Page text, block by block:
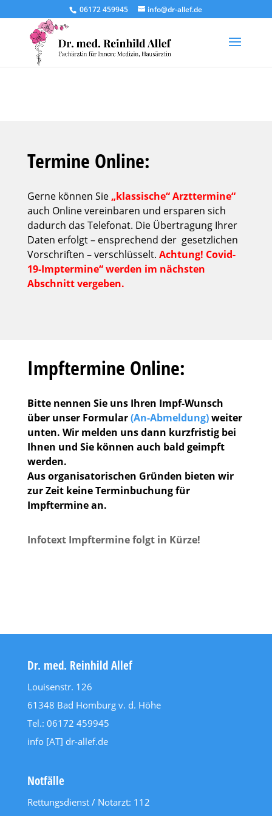
06172 459945 info@dr-allef.de
Termine Online:
Gerne können Sie „klassische“ Arzttermine“
auch Online vereinbaren und ersparen sich
dadurch das Telefonat. Die Übertragung Ihrer
Daten erfolgt – ensprechend der gesetzlichen
Vorschriften – verschlüsselt. Achtung! Covid-
19-Imptermine“ werden im nächsten
Abschnitt vergeben.
Impftermine Online:
Bitte nennen Sie uns Ihren Impf-Wunsch
über unser Formular(An-Abmeldung)weiter
unten. Wir melden uns dann kurzfristig bei
Ihnen und Sie können auch bald geimpft
werden.
Aus organisatorischen Gründen bieten wir
zur Zeit keine Terminbuchung für
Impftermine an.
Infotext Impftermine folgt in Kürze!
Dr. med. Reinhild Allef
Louisenstr. 126
61348 Bad Homburg v. d. Höhe
Tel.: 06172 459945
info [AT] dr-allef.de
Notfälle
Rettungsdienst / Notarzt: 112